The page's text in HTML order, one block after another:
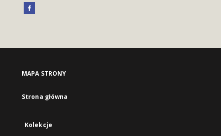
MAPA STRONY
Strona główna
Kolekcje